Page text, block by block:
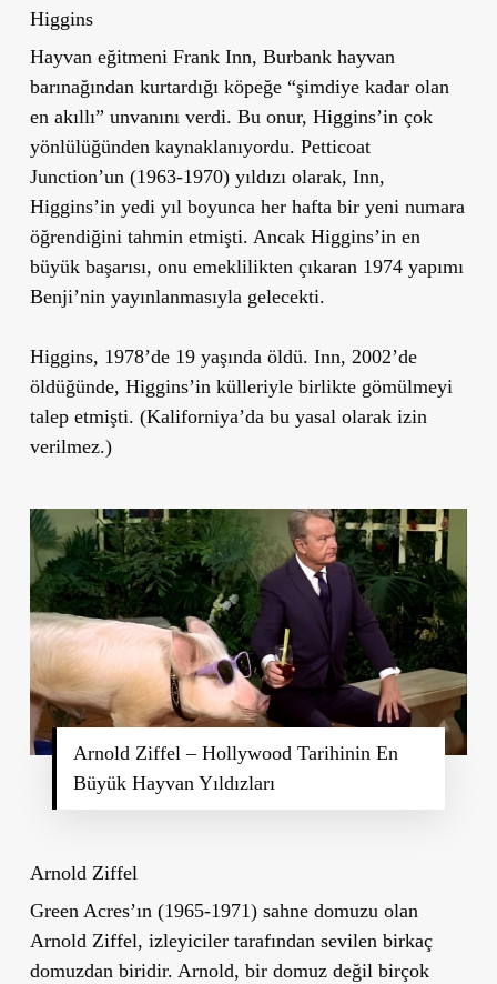
Higgins
Hayvan eğitmeni Frank Inn, Burbank hayvan
barınağından kurtardığı köpeğe “şimdiye kadar olan
en akıllı” unvanını verdi. Bu onur, Higgins’in çok
yönlülüğünden kaynaklanıyordu. Petticoat
Junction’un (1963-1970) yıldızı olarak, Inn,
Higgins’in yedi yıl boyunca her hafta bir yeni numara
öğrendiğini tahmin etmişti. Ancak Higgins’in en
büyük başarısı, onu emeklilikten çıkaran 1974 yapımı
Benji’nin yayınlanmasıyla gelecekti.
Higgins, 1978’de 19 yaşında öldü. Inn, 2002’de
öldüğünde, Higgins’in külleriyle birlikte gömülmeyi
talep etmişti. (Kaliforniya’da bu yasal olarak izin
verilmez.)
Arnold Ziffel – Hollywood Tarihinin En
Büyük Hayvan Yıldızları
Arnold Ziffel
Green Acres’ın (1965-1971) sahne domuzu olan
Arnold Ziffel, izleyiciler tarafından sevilen birkaç
domuzdan biridir. Arnold, bir domuz değil birçok